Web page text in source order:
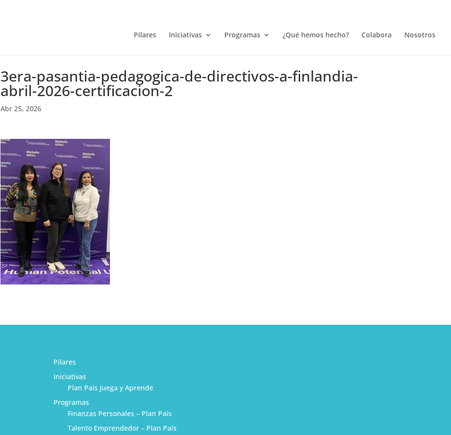
Pilares Iniciativas Programas ¿Qué hemos hecho? Colabora Nosotros
3era-pasantia-pedagogica-de-directivos-a-finlandia-
abril-2026-certificacion-2
Abr 25, 2026
Pilares
Iniciativas
Plan País Juega y Aprende
Programas
Finanzas Personales – Plan País
Talento Emprendedor – Plan País